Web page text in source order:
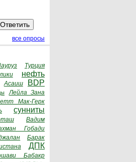
все опросы
Турция
нефть
Асаиш BDP
Лейла Зана
Мак-Герк
сунниты
Вадим
Гобади
Барак
ДПК
Бабакр